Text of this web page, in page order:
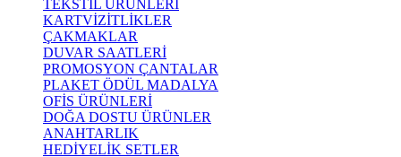
TEKSTİL ÜRÜNLERİ
KARTVİZİTLİKLER
ÇAKMAKLAR
DUVAR SAATLERİ
PROMOSYON ÇANTALAR
PLAKET ÖDÜL MADALYA
OFİS ÜRÜNLERİ
DOĞA DOSTU ÜRÜNLER
ANAHTARLIK
HEDİYELİK SETLER